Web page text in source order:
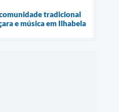
tradicional
e música em Ilhabela